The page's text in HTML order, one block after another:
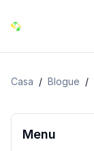
Casa / Blogue /
Menu